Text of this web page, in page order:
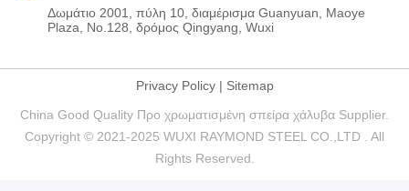
Δωμάτιο 2001, πύλη 10, διαμέρισμα Guanyuan, Maoye
Plaza, No.128, δρόμος Qingyang, Wuxi
Privacy Policy| Sitemap
China Good Quality Προ χρωματισμένη σπείρα χάλυβα Supplier.
Copyright © 2021-2025 WUXI RAYMOND STEEL CO.,LTD . All
Rights Reserved.